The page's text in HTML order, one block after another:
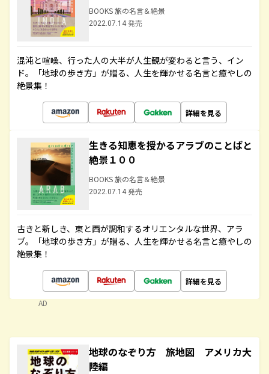
BOOKS 旅の名言＆絶景
2022.07.14 発売
混沌と喧噪、行った人の大半が人生観が変わると言う、イン
ド。「地球の歩き方」が贈る、人生を輝かせる名言と癒やしの
絶景集！
詳細を見る
生きる知恵を授かるアラブのことばと
絶景１００
BOOKS 旅の名言＆絶景
2022.07.14 発売
古きと新しき、東と西が調和するオリエンタルな世界、アラ
ブ。「地球の歩き方」が贈る、人生を輝かせる名言と癒やしの
絶景集！
詳細を見る
AD
地球のなぞり方 旅地図 アメリカ大
陸編